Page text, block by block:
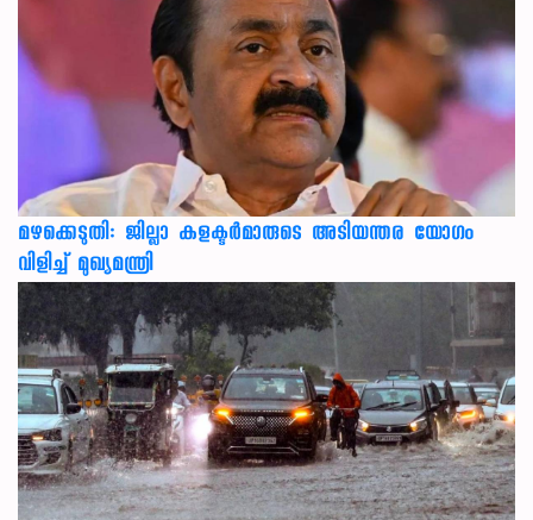
മഴക്കെടുതി: ജില്ലാ കളക്ടർമാരുടെ അടിയന്തര യോഗം
വിളിച്ച് മുഖ്യമന്ത്രി